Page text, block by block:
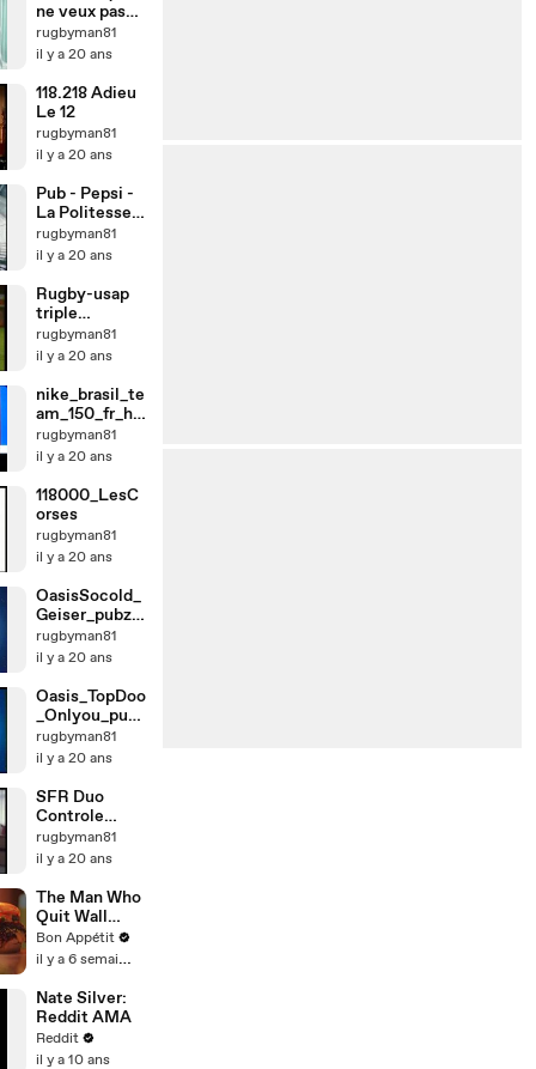
ne veux pas
sortir
rugbyman81
il y a 20 ans
118.218 Adieu
Le 12
rugbyman81
il y a 20 ans
Pub - Pepsi -
La Politesse
çà Paye
rugbyman81
il y a 20 ans
Rugby-usap
triple
plaquage raté
rugbyman81
il y a 20 ans
nike_brasil_te
am_150_fr_hig
h
rugbyman81
il y a 20 ans
118000_LesC
orses
rugbyman81
il y a 20 ans
OasisSocold_
Geiser_pubza
gogo
rugbyman81
il y a 20 ans
Oasis_TopDoo
_Onlyou_pubz
agogo
rugbyman81
il y a 20 ans
SFR Duo
Controle
Parental
rugbyman81
il y a 20 ans
The Man Who
Quit Wall
Street to Flip
Burgers
Bon Appétit
il y a 6 semaines
Nate Silver:
Reddit AMA
Reddit
il y a 10 ans